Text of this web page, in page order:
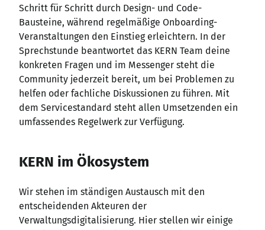
Schritt für Schritt durch Design- und Code-
Bausteine, während regelmäßige Onboarding-
Veranstaltungen den Einstieg erleichtern. In der
Sprechstunde beantwortet das KERN Team deine
konkreten Fragen und im Messenger steht die
Community jederzeit bereit, um bei Problemen zu
helfen oder fachliche Diskussionen zu führen. Mit
dem Servicestandard steht allen Umsetzenden ein
umfassendes Regelwerk zur Verfügung.
KERN im Ökosystem
Wir stehen im ständigen Austausch mit den
entscheidenden Akteuren der
Verwaltungsdigitalisierung. Hier stellen wir einige